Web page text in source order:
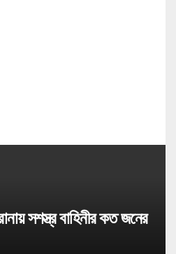
সশস্ত্র বাহিনীর কত জনের